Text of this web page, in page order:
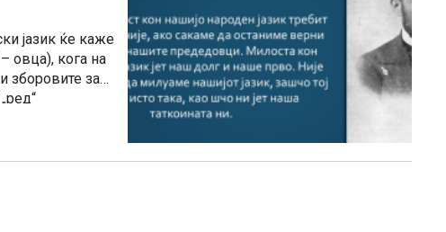
јазик ќе каже
овца), кога на
зборовите за
на